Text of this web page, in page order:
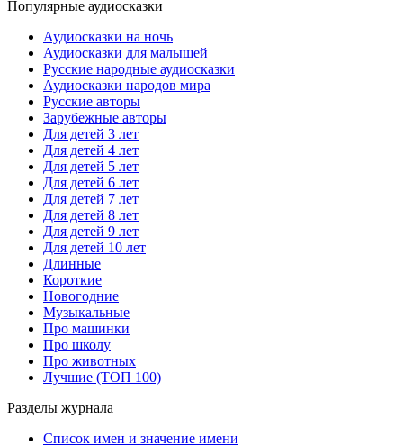
Популярные аудиосказки
Аудиосказки на ночь
Аудиосказки для малышей
Русские народные аудиосказки
Аудиосказки народов мира
Русские авторы
Зарубежные авторы
Для детей 3 лет
Для детей 4 лет
Для детей 5 лет
Для детей 6 лет
Для детей 7 лет
Для детей 8 лет
Для детей 9 лет
Для детей 10 лет
Длинные
Короткие
Новогодние
Музыкальные
Про машинки
Про школу
Про животных
Лучшие (ТОП 100)
Разделы журнала
Список имен и значение имени